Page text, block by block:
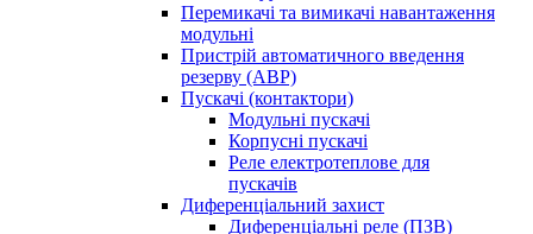
Перемикачі та вимикачі навантаження
модульні
Пристрій автоматичного введення
резерву (АВР)
Пускачі (контактори)
Модульні пускачі
Корпусні пускачі
Реле електротеплове для
пускачів
Диференціальний захист
Диференціальні реле (ПЗВ)